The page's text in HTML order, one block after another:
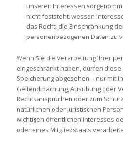
unseren Interessen
nicht feststeht, wessen
das Recht, die Einschränkung
personenbezogenen Daten zu
Wenn Sie die Verarbeitung Ihrer
eingeschränkt haben, dürfen diese
Speicherung abgesehen – nur mit
Geltendmachung, Ausübung oder
Rechtsansprüchen oder zum
natürlichen oder juristischen
wichtigen öffentlichen Interesses
oder eines Mitgliedstaats